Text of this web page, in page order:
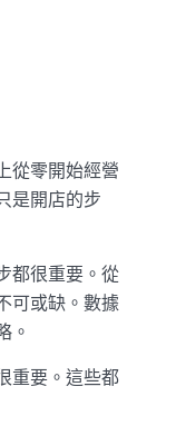
從零開始經營
是開店的步
都很重要。從
可或缺。數據
。
重要。這些都